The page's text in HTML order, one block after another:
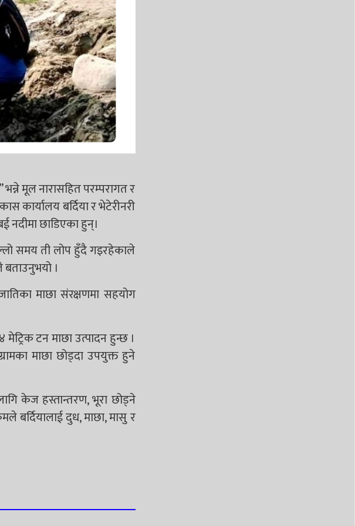
भन्ने मूल नारासहित परम्परागत र
कार्यालय बर्दिया र भेटेरीनरी
नदीमा छाडिएका हुन्।
समय ती लोप हुँदै गइरहेकाले
।
माछा संरक्षणमा सहयोग
टन माछा उत्पादन हुन्छ ।
माछा छोड्दा उपयुक्त हुने
केज हस्तान्तरण, भूरा छोड्ने
बर्दियालाई दुध, माछा, मासु र